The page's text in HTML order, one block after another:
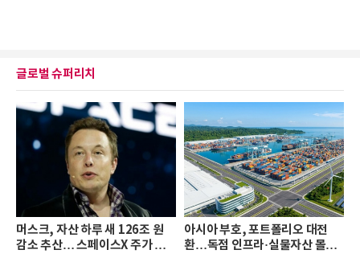
글로벌 슈퍼리치
머스크, 자산 하루 새 126조 원
감소 추산… 스페이스X 주가 하
아시아 부호, 포트폴리오 대전
환…독점 인프라·실물자산 몰린